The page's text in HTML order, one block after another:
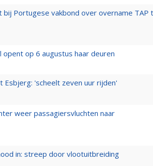
Portugese vakbond over overname TAP
opent op 6 augustus haar deuren
Esbjerg: 'scheelt zeven uur rijden'
weer passagiersvluchten naar
in: streep door vlootuitbreiding